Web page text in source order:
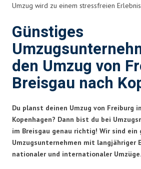
Umzug wird zu einem stressfreien
Günstiges
den Umzug von
Breisgau nach
Du planst deinen Umzug von Freiburg
Kopenhagen? Dann bist du bei
im Breisgau genau richtig! Wir sind ein
Umzugsunternehmen mit langjähriger
nationaler und internationaler Umzüge.